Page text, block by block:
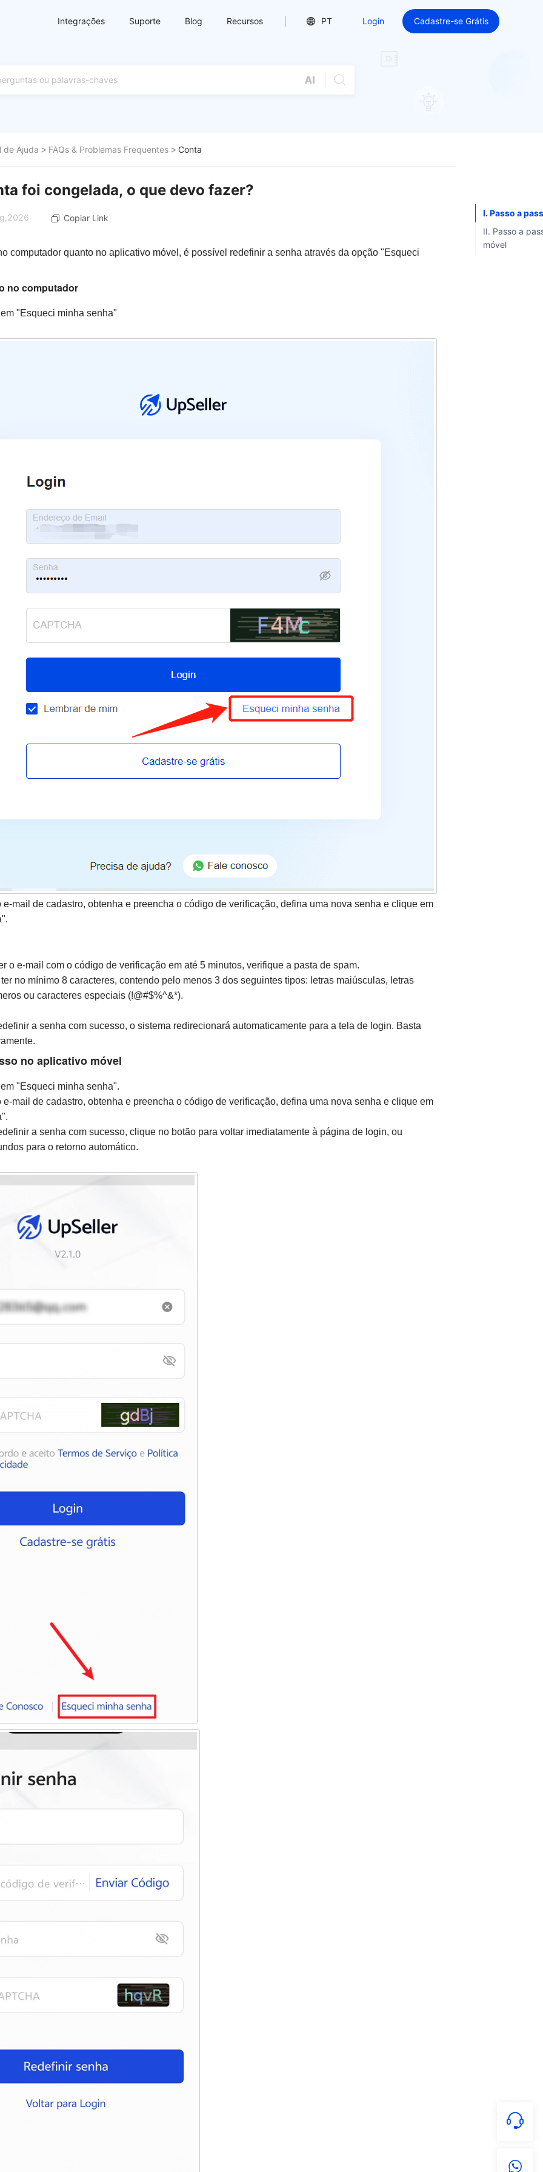
Integrações Suporte Blog Recursos PT Login Cadastre-se Grátis
de Ajuda FAQs & Problemas Frequentes Conta
foi congelada, o que devo fazer?
Copiar Link
computador quanto no aplicativo móvel, é possível redefinir a senha através da opção "Esqueci
no computador
"Esqueci minha senha"
e-mail de cadastro, obtenha e preencha o código de verificação, defina uma nova senha e clique em
o e-mail com o código de verificação em até 5 minutos, verifique a pasta de spam.
no mínimo 8 caracteres, contendo pelo menos 3 dos seguintes tipos: letras maiúsculas, letras
ou caracteres especiais (!@#$%^&*).
a senha com sucesso, o sistema redirecionará automaticamente para a tela de login. Basta
no aplicativo móvel
"Esqueci minha senha".
e-mail de cadastro, obtenha e preencha o código de verificação, defina uma nova senha e clique em
a senha com sucesso, clique no botão para voltar imediatamente à página de login, ou
para o retorno automático.
I. Passo a
II. Passo a
móvel